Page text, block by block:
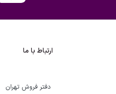
ارتباط با ما
دفتر فروش تهران 02125917895